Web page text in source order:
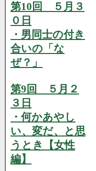
第10回 ５月３
０日
・男同士の付き
合いの「な
ぜ？」
第9回 ５月２
３日
・何かあやし
い、変だ、と思
うとき【女性
編】